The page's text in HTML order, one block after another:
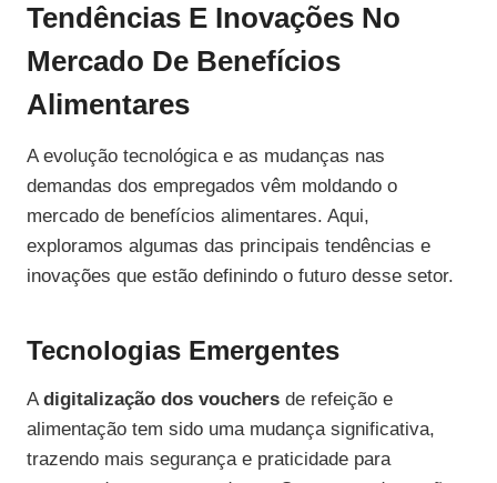
Tendências E Inovações No
Mercado De Benefícios
Alimentares
A evolução tecnológica e as mudanças nas
demandas dos empregados vêm moldando o
mercado de benefícios alimentares. Aqui,
exploramos algumas das principais tendências e
inovações que estão definindo o futuro desse setor.
Tecnologias Emergentes
Adigitalização dos vouchers de refeição e
alimentação tem sido uma mudança significativa,
trazendo mais segurança e praticidade para